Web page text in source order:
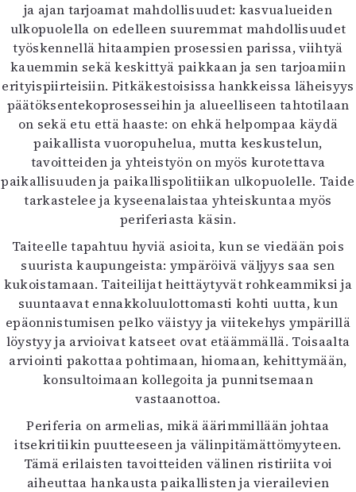
ja ajan tarjoamat mahdollisuudet: kasvualueiden
ulkopuolella on edelleen suuremmat mahdollisuudet
työskennellä hitaampien prosessien parissa, viihtyä
kauemmin sekä keskittyä paikkaan ja sen tarjoamiin
erityispiirteisiin. Pitkäkestoisissa hankkeissa läheisyys
päätöksentekoprosesseihin ja alueelliseen tahtotilaan
on sekä etu että haaste: on ehkä helpompaa käydä
paikallista vuoropuhelua, mutta keskustelun,
tavoitteiden ja yhteistyön on myös kurotettava
paikallisuuden ja paikallispolitiikan ulkopuolelle. Taide
tarkastelee ja kyseenalaistaa yhteiskuntaa myös
periferiasta käsin.
Taiteelle tapahtuu hyviä asioita, kun se viedään pois
suurista kaupungeista: ympäröivä väljyys saa sen
kukoistamaan. Taiteilijat heittäytyvät rohkeammiksi ja
suuntaavat ennakkoluulottomasti kohti uutta, kun
epäonnistumisen pelko väistyy ja viitekehys ympärillä
löystyy ja arvioivat katseet ovat etäämmällä. Toisaalta
arviointi pakottaa pohtimaan, hiomaan, kehittymään,
konsultoimaan kollegoita ja punnitsemaan
vastaanottoa.
Periferia on armelias, mikä äärimmillään johtaa
itsekritiikin puutteeseen ja välinpitämättömyyteen.
Tämä erilaisten tavoitteiden välinen ristiriita voi
aiheuttaa hankausta paikallisten ja vierailevien